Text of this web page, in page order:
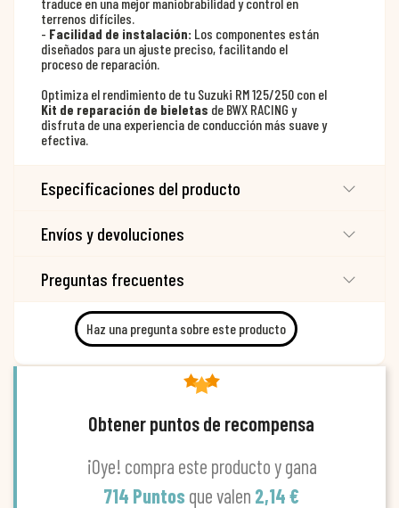
terrenos difíciles.
- Facilidad de instalación: Los componentes están
diseñados para un ajuste preciso, facilitando el
proceso de reparación.
Optimiza el rendimiento de tu Suzuki RM 125/250 con el
Kit de reparación de bieletas de BWX RACING y
disfruta de una experiencia de conducción más suave y
efectiva.
Especificaciones del producto
Envíos y devoluciones
Preguntas frecuentes
Haz una pregunta sobre este producto
Obtener puntos de recompensa
¡Oye! compra este producto y gana
714 Puntos que valen 2,14 €